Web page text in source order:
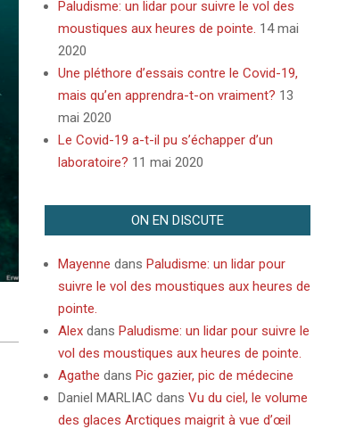
Paludisme: un lidar pour suivre le vol des
moustiques aux heures de pointe. 14 mai
2020
Une pléthore d’essais contre le Covid-19,
mais qu’en apprendra-t-on vraiment? 13
mai 2020
Le Covid-19 a-t-il pu s’échapper d’un
laboratoire? 11 mai 2020
ON EN DISCUTE
Mayenne dans Paludisme: un lidar pour
suivre le vol des moustiques aux heures de
pointe.
Alexdans Paludisme: un lidar pour suivre le
vol des moustiques aux heures de pointe.
Agathe dans Pic gazier, pic de médecine
Daniel MARLIAC dans Vu du ciel, le volume
des glaces Arctiques maigrit à vue d’œil